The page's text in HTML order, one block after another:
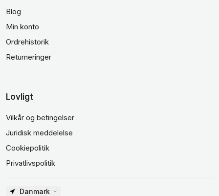
Blog
Min konto
Ordrehistorik
Returneringer
Lovligt
Vilkår og betingelser
Juridisk meddelelse
Cookiepolitik
Privatlivspolitik
Danmark